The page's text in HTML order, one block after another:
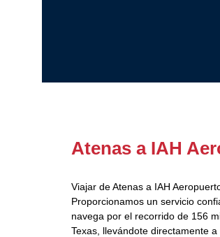
Atenas a IAH
Viajar de Atenas a IAH
Proporcionamos un servicio
navega por el recorrido de 156
Texas, llevándote directamente